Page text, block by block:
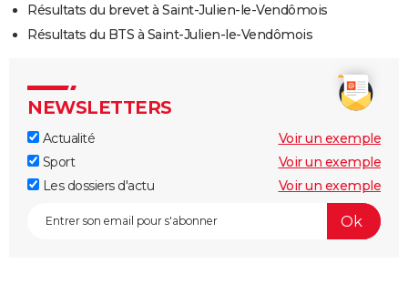
Résultats du brevet à Saint-Julien-le-Vendômois
Résultats du BTS à Saint-Julien-le-Vendômois
NEWSLETTERS
Actualité
Voir un exemple
Sport
Voir un exemple
Les dossiers d'actu
Voir un exemple